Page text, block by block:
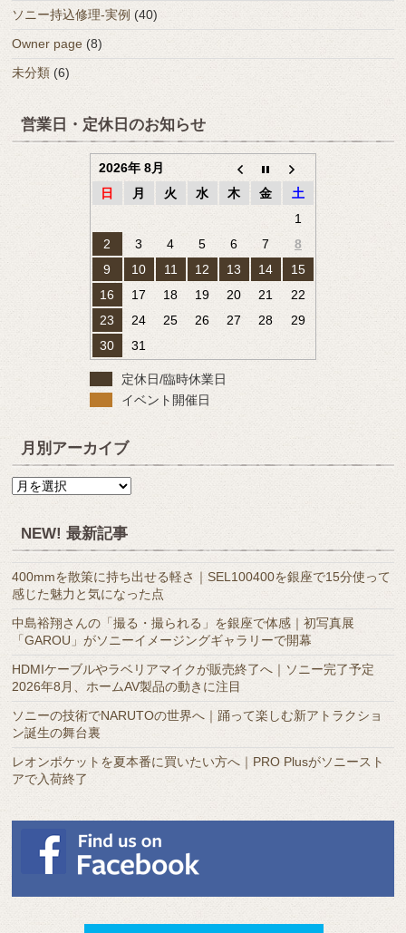
ソニー持込修理-実例 (40)
Owner page (8)
未分類 (6)
営業日・定休日のお知らせ
2026年 8月
日
月 火 水 木 金
土
1
2
3 4 5 6 7
8
9
10 11 12 13 14
15
16
17 18 19 20 21
22
23
24 25 26 27 28
29
30
31
定休日/臨時休業日
イベント開催日
月別アーカイブ
月
別
ー
カ
イ
ブ
NEW! 最新記事
400mmを散策に持ち出せる軽さ｜SEL100400を銀座で15分使って
感じた魅力と気になった点
中島裕翔さんの「撮る・撮られる」を銀座で体感｜初写真展
「GAROU」がソニーイメージングギャラリーで開幕
HDMIケーブルやラベリアマイクが販売終了へ｜ソニー完了予定
2026年8月、ホームAV製品の動きに注目
ソニーの技術でNARUTOの世界へ｜踊って楽しむ新アトラクショ
ン誕生の舞台裏
レオンポケットを夏本番に買いたい方へ｜PRO Plusがソニースト
アで入荷終了